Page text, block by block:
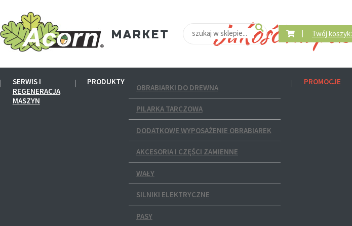
Twój koszyk:
SERWIS I
REGENERACJA
MASZYN
PRODUKTY
OBRABIARKI DO DREWNA
PILARKA TARCZOWA
DODATKOWE WYPOSAŻENIE OBRABIAREK
AKCESORIA I CZĘŚCI ZAMIENNE
WAŁY
SILNIKI ELEKTRYCZNE
PASY
PROMOCJE